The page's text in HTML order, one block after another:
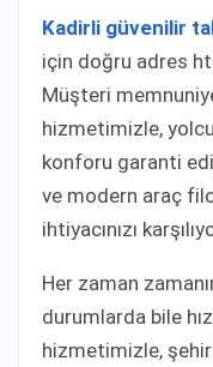
Kadirli güvenilir
için doğru adres
Müşteri
hizmetimizle,
konforu garanti
ve modern araç
ihtiyacınızı
Her zaman
durumlarda bile
hizmetimizle,